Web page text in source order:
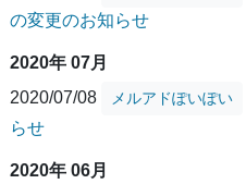
の変更のお知らせ
2020年 07月
2020/07/08
メルアドぽいぽい
らせ
2020年 06月